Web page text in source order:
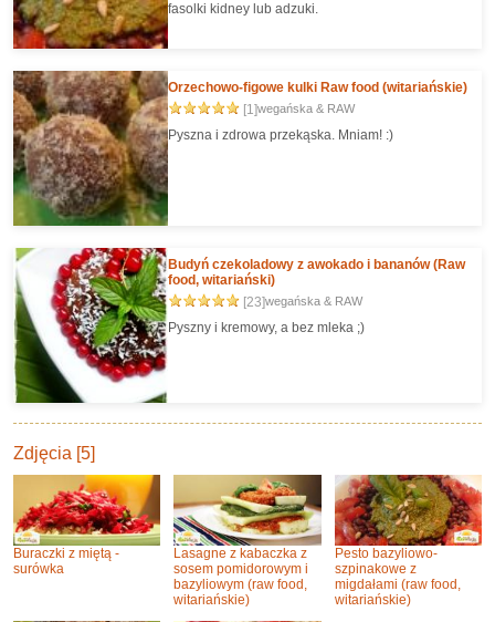
fasolki kidney lub adzuki.
Orzechowo-figowe kulki Raw food (witariańskie)
[1]wegańska & RAW
Pyszna i zdrowa przekąska. Mniam! :)
Budyń czekoladowy z awokado i bananów (Raw
food, witariański)
[23]wegańska & RAW
Pyszny i kremowy, a bez mleka ;)
Zdjęcia [5]
Buraczki z miętą -
surówka
Lasagne z kabaczka z
sosem pomidorowym i
bazyliowym (raw food,
witariańskie)
Pesto bazyliowo-
szpinakowe z
migdałami (raw food,
witariańskie)